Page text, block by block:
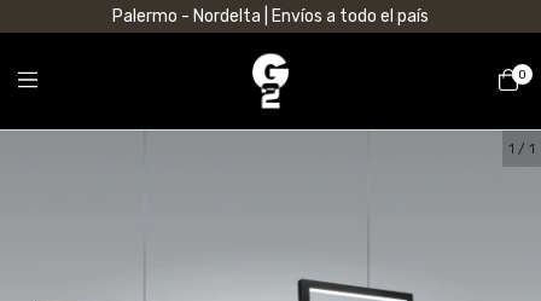
Palermo - Nordelta | Envíos a todo el país
0
1 / 1